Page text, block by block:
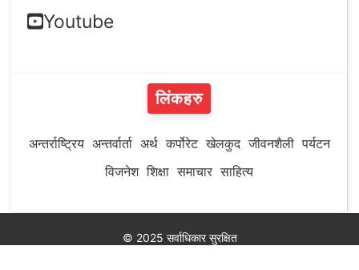
Youtube
लिंकहरु
अन्तर्राष्ट्रिय अन्तर्वार्ता अर्थ कर्पोरेट खेलकुद जीवनशैली पर्यटन
विजनेश शिक्षा समाचार साहित्य
© 2025 सर्वाधिकार सुरक्षित